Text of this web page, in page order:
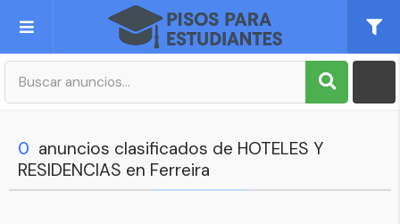
Publica tu Anuncio
Mi cuenta
0 anuncios clasificados de HOTELES Y
RESIDENCIAS en Ferreira